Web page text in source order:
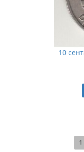
10
1